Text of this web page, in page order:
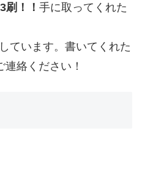
刷！！ 手に取ってくれた
ています。書いてくれた
連絡ください！